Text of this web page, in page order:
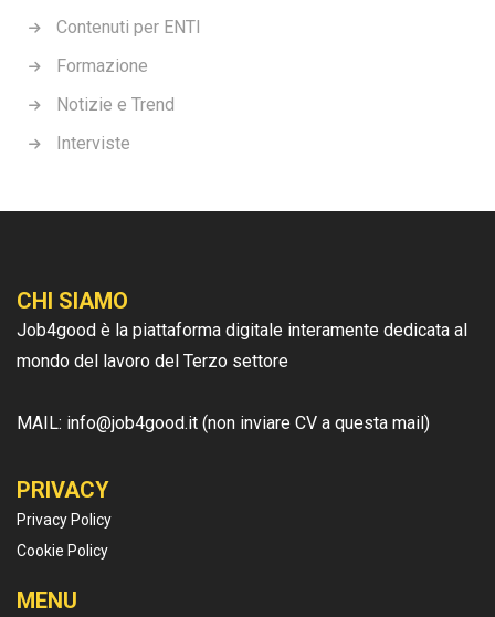
Contenuti per ENTI
Formazione
Notizie e Trend
Interviste
CHI SIAMO
Job4good è la piattaforma digitale interamente dedicata al
mondo del lavoro del Terzo settore
MAIL: info@job4good.it (non inviare CV a questa mail)
PRIVACY
Privacy Policy
Cookie Policy
MENU